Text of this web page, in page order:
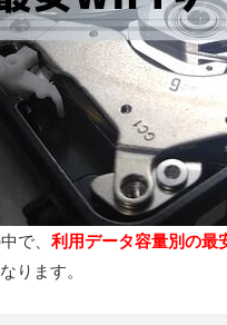
で、 利用データ容量別の最
ります。